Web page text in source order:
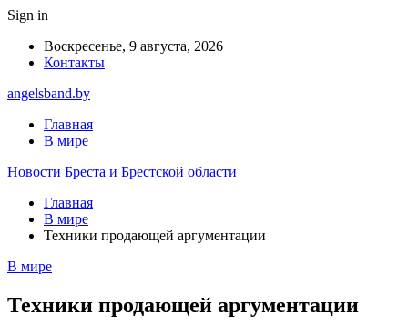
Sign in
Воскресенье, 9 августа, 2026
Контакты
angelsband.by
Главная
В мире
Новости Бреста и Брестской области
Главная
В мире
Техники продающей аргументации
В мире
Техники продающей аргументации